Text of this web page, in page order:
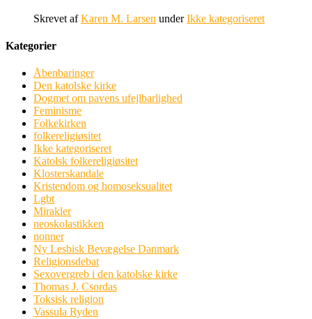
Skrevet afKaren M. Larsen underIkke kategoriseret
Kategorier
Åbenbaringer
Den katolske kirke
Dogmet om pavens ufejlbarlighed
Feminisme
Folkekirken
folkereligiøsitet
Ikke kategoriseret
Katolsk folkereligiøsitet
Klosterskandale
Kristendom og homoseksualitet
Lgbt
Mirakler
neoskolastikken
nonner
Ny Lesbisk Bevægelse Danmark
Religionsdebat
Sexovergreb i den katolske kirke
Thomas J. Csordas
Toksisk religion
Vassula Ryden